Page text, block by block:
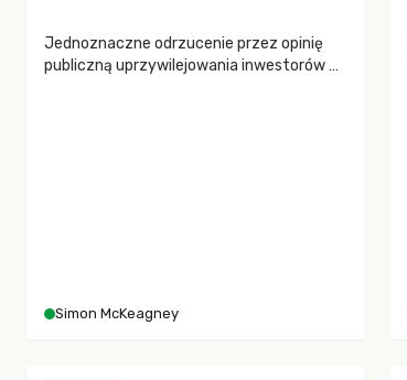
Jednoznaczne odrzucenie przez opinię
publiczną uprzywilejowania inwestorów w
Simon McKeagney